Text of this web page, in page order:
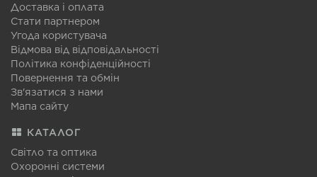
Доставка і оплата
Стати партнером
Угода користувача
Відмова від відповідальності
Політика конфіденційності
Повернення та обмін
Зв'язатися з нами
Мапа сайту
КАТАЛОГ
Світло та оптика
Охоронні системи